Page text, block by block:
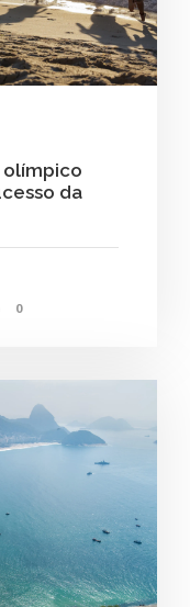
olímpico
da
0